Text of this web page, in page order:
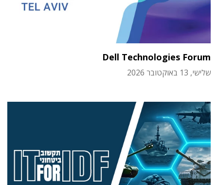
Dell Technologies Forum
שלישי, 13 באוקטובר 2026